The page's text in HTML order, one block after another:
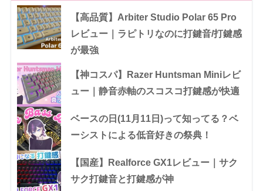
【高品質】Arbiter Studio Polar 65 Pro
レビュー｜ラピトリなのに打鍵音/打鍵感
が最強
【神コスパ】Razer Huntsman Miniレビ
ュー｜静音赤軸のスコスコ打鍵感が快適
ベースの日(11月11日)って知ってる？ベ
ーシストによる低音好きの祭典！
【国産】Realforce GX1レビュー｜サク
サク打鍵音と打鍵感が神